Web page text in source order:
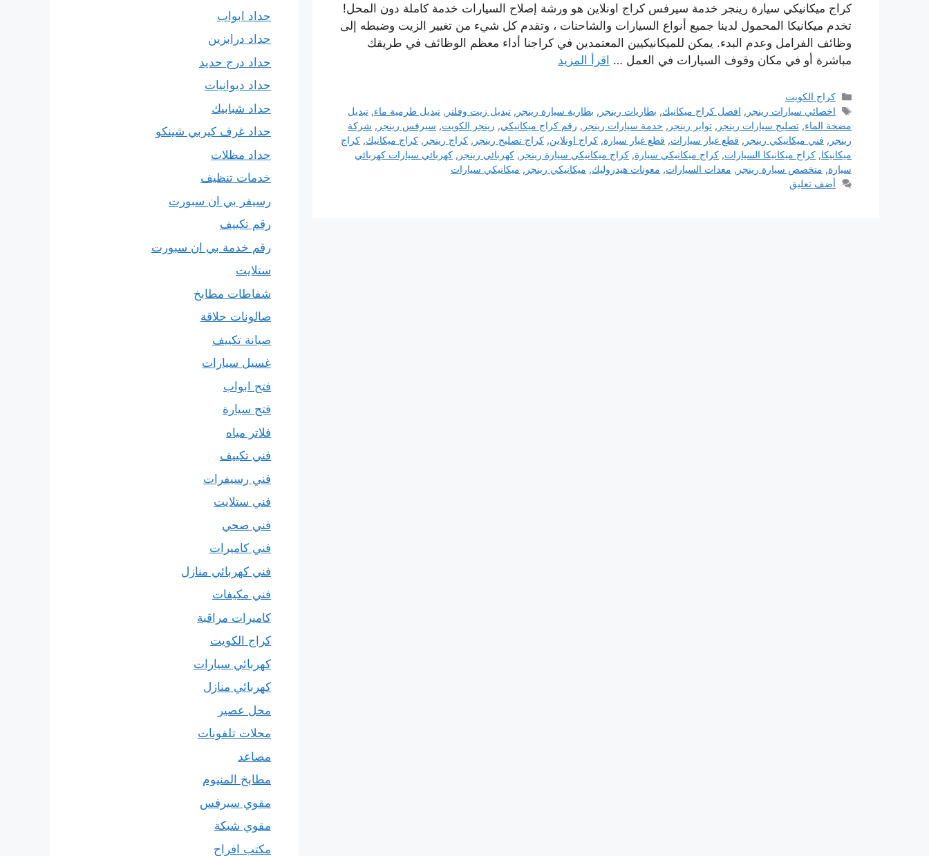
كراج ميكانيكي سيارة رينجر خدمة سيرفس كراج اونلاين هو ورشة إصلاح السيارات خدمة كاملة دون المحل!
تخدم ميكانيكا المحمول لدينا جميع أنواع السيارات والشاحنات ، وتقدم كل شيء من تغيير الزيت وضبطه إلى
وظائف الفرامل وعدم البدء. يمكن للميكانيكيين المعتمدين في كراجنا أداء معظم الوظائف في طريقك
مباشرة أو في مكان وقوف السيارات في العمل … اقرأ المزيد
التصنيفات
كراج الكويت
الوسوم
اخصائي سيارات رينجر , افصل كراج ميكانيك, بطاريات رينجر , بطارية سيارة رينجر ,تبديل زيت وفلتر ,تبديل طرمية ماء,تبديل
مضخة الماء, تصليح سيارات رينجر , تواير رينجر , خدمة سيارات رينجر , رقم كراج ميكانيكي, رينجر الكويت, سيرفس رينجر , شركة
رينجر , فني ميكانيكي رينجر , قطع غيار سيارات, قطع غيار سيارة, كراج اونلاين, كراج تصليح رينجر , كراج رينجر , كراج ميكانيك, كراج
ميكانيكا, كراج ميكانيكا السيارات, كراج ميكانيكي سيارة, كراج ميكانيكي سيارة رينجر , كهربائي رينجر , كهربائي سيارات كهربائي
سيارة, متخصص سيارة رينجر , معدات السيارات, معونات هيدروليك, ميكانيكي رينجر , ميكانيكي سيارات
أضف تعليق
حداد ابواب
حداد درابزين
حداد درج حديد
حداد ديوانيات
حداد شبابيك
حداد غرف كيربي شينكو
حداد مظلات
خدمات تنظيف
رسيفر بي ان سبورت
رقم تكييف
رقم خدمة بي ان سبورت
ستلايت
شفاطات مطابخ
صالونات حلاقة
صيانة تكييف
غسيل سيارات
فتح ابواب
فتح سيارة
فلاتر مياه
فني تكييف
فني رسيفرات
فني ستلايت
فني صحي
فني كاميرات
فني كهربائي منازل
فني مكيفات
كاميرات مراقبة
كراج الكويت
كهربائي سيارات
كهربائي منازل
محل عصير
محلات تلفونات
مصاعد
مطابخ المنيوم
مقوي سيرفس
مقوي شبكة
مكتب افراح